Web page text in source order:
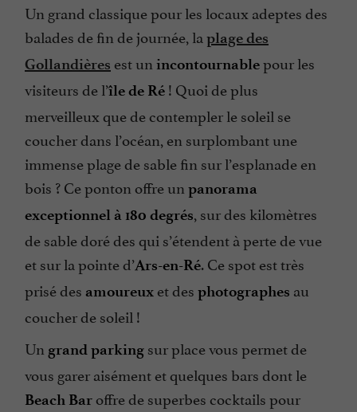
Un grand classique pour les locaux adeptes des
balades de fin de journée, la plage des
Gollandières est un incontournablepour les
visiteurs de l’île de Ré ! Quoi de plus
merveilleux que de contempler le soleil se
coucher dans l’océan, en surplombant une
immense plage de sable fin sur l’esplanade en
bois ? Ce ponton offre un panorama
exceptionnel à 180 degrés, sur des kilomètres
de sable doré des qui s’étendent à perte de vue
et sur la pointe d’Ars-en-Ré. Ce spot est très
prisé des amoureux et des photographes au
coucher de soleil !
Un grand parking sur place vous permet de
vous garer aisément et quelques bars dont le
Beach Bar offre de superbes cocktails pour